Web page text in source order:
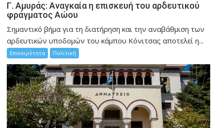
Γ. Αμυράς: Αναγκαία η επισκευή του αρδευτικού
φράγματος Αώου
Σημαντικό βήμα για τη διατήρηση και την αναβάθμιση των
αρδευτικών υποδομών του κάμπου Κόνιτσας αποτελεί η...
Επικαιρότητα Πολιτική